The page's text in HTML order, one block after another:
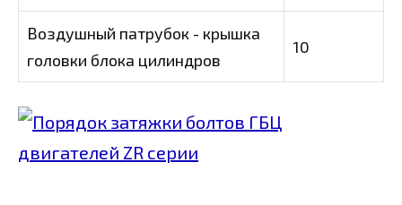
Воздушный патрубок - крышка
головки блока цилиндров
10